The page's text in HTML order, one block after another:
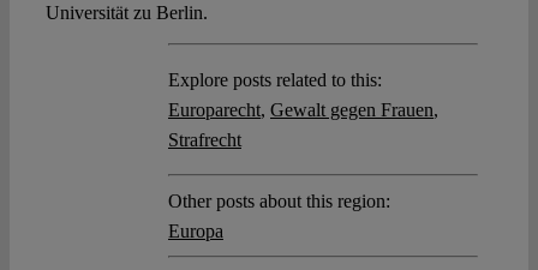
Universität zu Berlin.
Explore posts related to this:
Europarecht, Gewalt gegen Frauen,
Strafrecht
Other posts about this region:
Europa